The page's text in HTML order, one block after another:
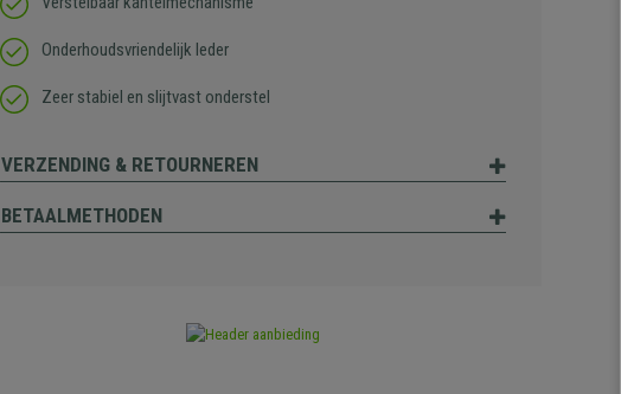
Onderhoudsvriendelijk leder
Zeer stabiel en slijtvast onderstel
VERZENDING & RETOURNEREN
BETAALMETHODEN